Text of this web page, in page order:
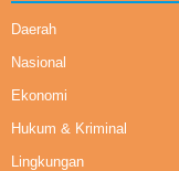
Daerah
Nasional
Ekonomi
Hukum & Kriminal
Lingkungan